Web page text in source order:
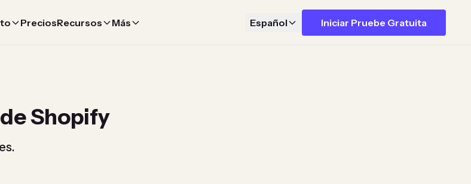
PreciosRecursos Más Español Iniciar Pruebe Gratuita
de Shopify